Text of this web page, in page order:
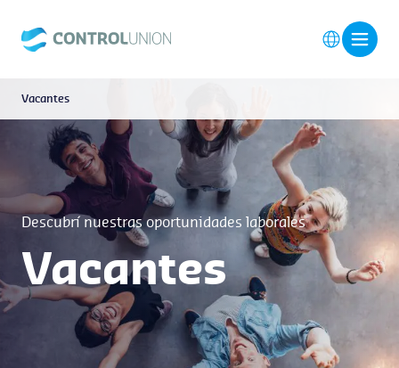
Vacantes
Descubrí nuestras oportunidades laborales
Vacantes